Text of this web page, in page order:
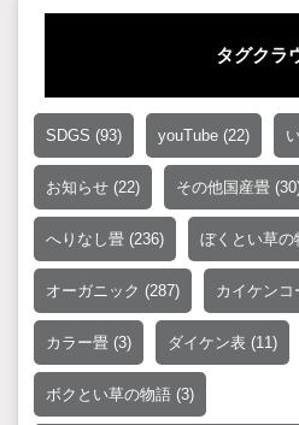
タグクラ
SDGS (93) youTube (22)
お知らせ (22) その他国産畳
へりなし畳 (236) ぼくとい草の
オーガニック (287) カイケン
カラー畳 (3) ダイケン表 (11)
ボクとい草の物語 (3)